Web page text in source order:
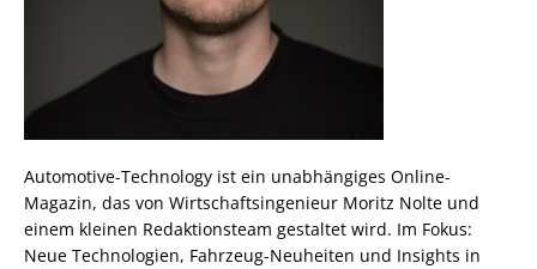
Automotive-Technology ist ein unabhängiges Online-
Magazin, das von Wirtschaftsingenieur Moritz Nolte und
einem kleinen Redaktionsteam gestaltet wird. Im Fokus:
Neue Technologien, Fahrzeug-Neuheiten und Insights in